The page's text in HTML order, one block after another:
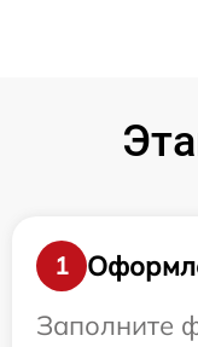
1
Заполните